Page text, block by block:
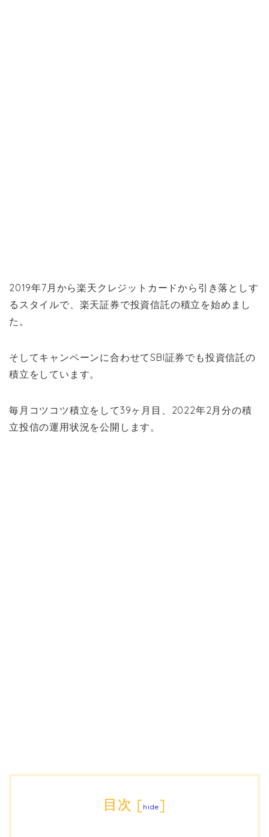
2019年7月から楽天クレジットカードから引き落としす
るスタイルで、楽天証券で投資信託の積立を始めまし
た。
そしてキャンペーンに合わせてSBI証券でも投資信託の
積立をしています。
毎月コツコツ積立をして39ヶ月目、2022年2月分の積
立投信の運用状況を公開します。
目次 [hide]